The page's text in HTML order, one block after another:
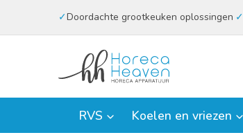
Doordachte grootkeuken oplossingen
RVS Koelen en vriezen